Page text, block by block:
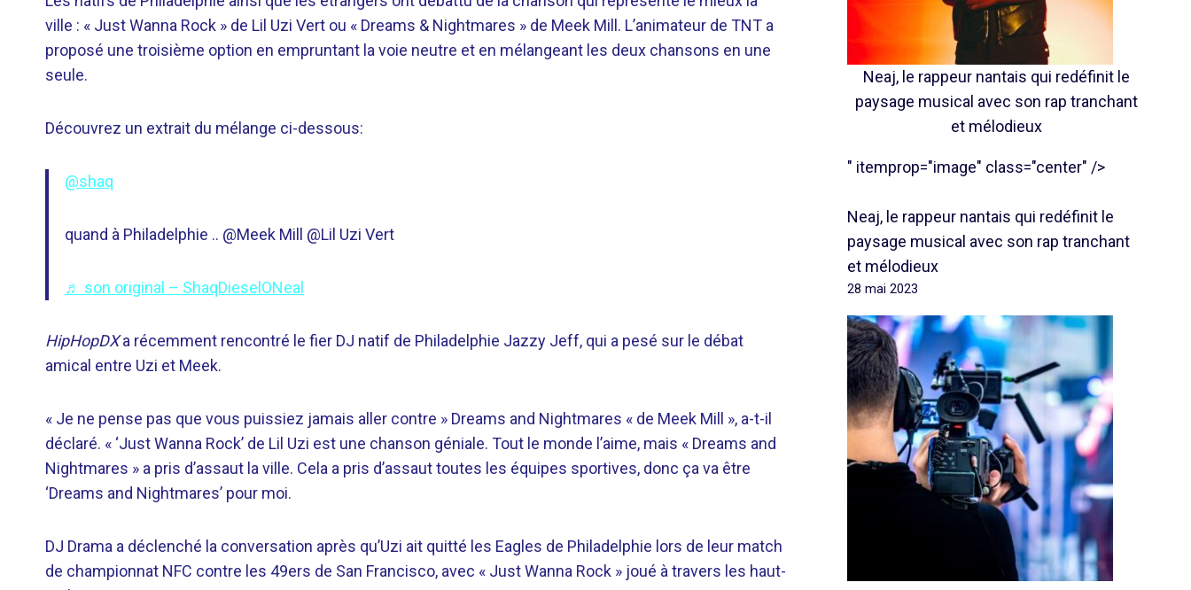
ville : « Just Wanna Rock » de Lil Uzi Vert ou « Dreams & Nightmares » de Meek Mill. L’animateur de TNT a
proposé une troisième option en empruntant la voie neutre et en mélangeant les deux chansons en une
seule.
Découvrez un extrait du mélange ci-dessous:
@shaq
quand à Philadelphie .. @Meek Mill @Lil Uzi Vert
♬ son original – ShaqDieselONeal
HipHopDXa récemment rencontré le fier DJ natif de Philadelphie Jazzy Jeff, qui a pesé sur le débat
amical entre Uzi et Meek.
« Je ne pense pas que vous puissiez jamais aller contre » Dreams and Nightmares « de Meek Mill », a-t-il
déclaré. « ‘Just Wanna Rock’ de Lil Uzi est une chanson géniale. Tout le monde l’aime, mais « Dreams and
Nightmares » a pris d’assaut la ville. Cela a pris d’assaut toutes les équipes sportives, donc ça va être
‘Dreams and Nightmares’ pour moi.
DJ Drama a déclenché la conversation après qu’Uzi ait quitté les Eagles de Philadelphie lors de leur match
de championnat NFC contre les 49ers de San Francisco, avec « Just Wanna Rock » joué à travers les haut-
Neaj, le rappeur nantais qui redéfinit le
paysage musical avec son rap tranchant
et mélodieux
" itemprop="image" class="center" />
Neaj, le rappeur nantais qui redéfinit le
paysage musical avec son rap tranchant
et mélodieux
28 mai 2023